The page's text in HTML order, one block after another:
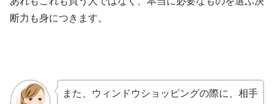
断力も身につきます。
また、ウィンドウショッピングの際に、相手